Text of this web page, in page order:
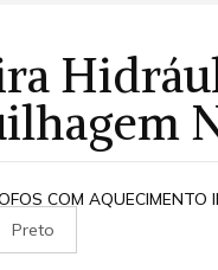
COM AQUECIMENTO
Preto